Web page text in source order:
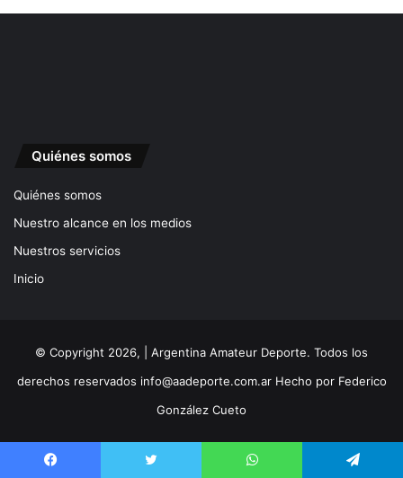
Quiénes somos
Quiénes somos
Nuestro alcance en los medios
Nuestros servicios
Inicio
© Copyright 2026, | Argentina Amateur Deporte. Todos los
derechos reservados info@aadeporte.com.arHecho por Federico
González Cueto